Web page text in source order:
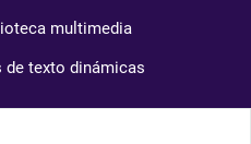
multimedia
de texto dinámicas